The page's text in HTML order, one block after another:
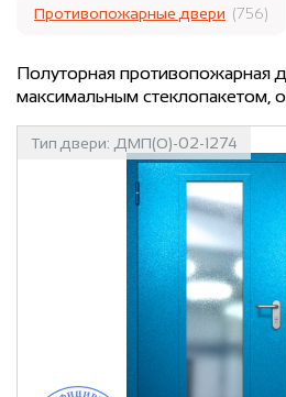
Противопожарные двери (756)
Полуторная противопожарная
максимальным стеклопакетом,
Тип двери: ДМП(О)-02-1274